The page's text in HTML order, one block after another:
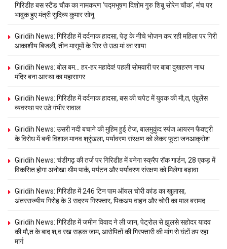
गिरिडीह बस स्टैंड चौक का नामकरण ‘पद्मभूषण दिशोम गुरु शिबू सोरेन चौक’, मंच पर
भावुक हुए मंत्री सुदिव्य कुमार सोनू
Giridih News: गिरिडीह में दर्दनाक हादसा, पेड़ के नीचे भोजन कर रही महिला पर गिरी
आकाशीय बिजली, तीन मासूमों के सिर से उठा मां का साया
Giridih News: बोल बम… हर-हर महादेव! पहली सोमवारी पर बाबा दुखहरण नाथ
मंदिर बना आस्था का महासागर
Giridih News: गिरिडीह में दर्दनाक हादसा, बस की चपेट में युवक की मौ,त, एंबुलेंस
व्यवस्था पर उठे गंभीर सवाल
Giridih News: उसरी नदी बचाने की मुहिम हुई तेज, बालमुकुंद स्पंज आयरन फैक्ट्री
के विरोध में बनी विशाल मानव श्रृंखला, पर्यावरण संरक्षण को लेकर फूटा जनआक्रोश
Giridih News: चंडीगढ़ की तर्ज पर गिरिडीह में बनेगा स्क्रैप रॉक गार्डन, 28 एकड़ में
विकसित होगा अनोखा थीम पार्क, पर्यटन और पर्यावरण संरक्षण को मिलेगा बढ़ावा
Giridih News: गिरिडीह में 246 टिन पाम ऑयल चोरी कांड का खुलासा,
अंतरराज्यीय गिरोह के 3 सदस्य गिरफ्तार, पिकअप वाहन और चोरी का माल बरामद
Giridih News: गिरिडीह में जमीन विवाद ने ली जान, पेट्रोल से झुलसे सहोदर यादव
की मौ,त के बाद श,व रख सड़क जाम, आरोपितों की गिरफ्तारी की मांग से घंटों ठप रहा
मार्ग